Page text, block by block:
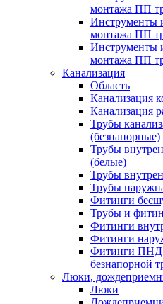
монтажа ПП
Инструменты
монтажа ПП
Инструменты
монтажа ПП
Канализация
Область
Канализация
Канализация
Трубы
(безнапорные)
Трубы
(белые)
Трубы
Трубы
Фитинги
Трубы и
Фитинги
Фитинги
Фитинги ПНД
безнапорной
Люки,
Люки